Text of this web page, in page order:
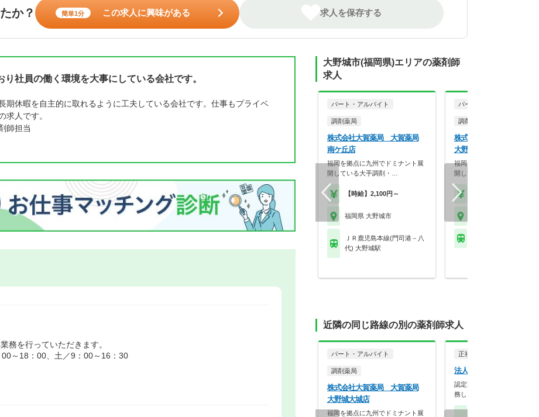
か？ 簡単1分 この求人に興味がある 求人を保存する
社員の働く環境を大事にしている会社です。
期休暇を自主的に取れるように工夫している会社です。仕事もプライベ
求人です。
師担当
務を行っていただきます。
～18：00、土／9：00～16：30
大野城市(福岡県)エリアの薬剤師
求人
パート・アルバイト
調剤薬局
株式会社大賀薬局 大賀薬局
南ケ丘店
福岡を拠点に九州でドミナント展
開している大手調剤・…
【時給】2,100円～
福岡県 大野城市
ＪＲ鹿児島本線(門司港－八
代) 大野城駅
パート・アルバイト
調剤薬局
株式会社大賀薬局 大賀
大野城大城店
福岡を拠点に九州でドミナン
開している大手調剤・…
近隣の同じ路線の別の薬剤師求人
パート・アルバイト
調剤薬局
株式会社大賀薬局 大賀薬局
大野城大城店
福岡を拠点に九州でドミナント展
正社員
法人名非公開
認定薬剤師の資格取得者も多
務し、勉強したい方に…